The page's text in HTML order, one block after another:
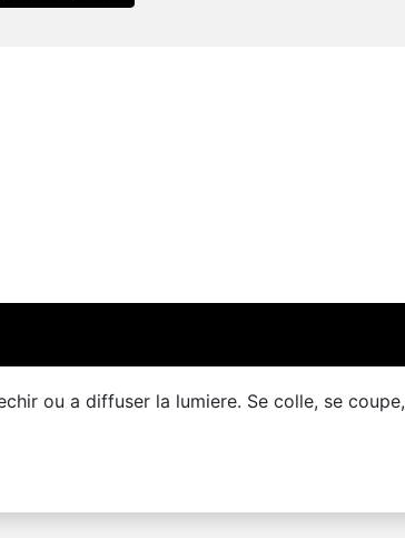
ou a diffuser la lumiere. Se colle, se coupe,